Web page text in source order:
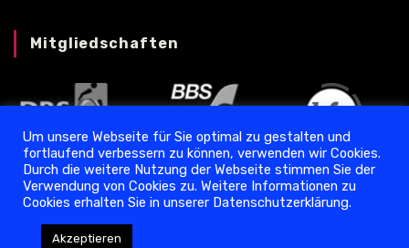
Mitgliedschaften
Um unsere Webseite für Sie optimal zu gestalten und
fortlaufend verbessern zu können, verwenden wir Cookies.
Durch die weitere Nutzung der Webseite stimmen Sie der
Verwendung von Cookies zu. Weitere Informationen zu
Cookies erhalten Sie in unserer Datenschutzerklärung.
Akzeptieren